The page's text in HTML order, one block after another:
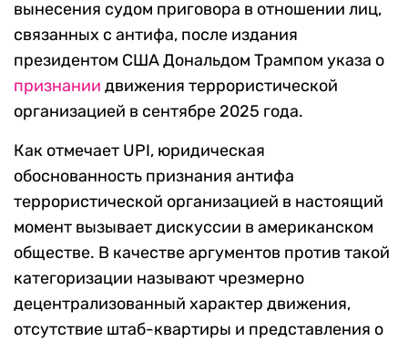
вынесения судом приговора в отношении лиц,
связанных с антифа, после издания
президентом США Дональдом Трампом указа о
признании движения террористической
организацией в сентябре 2025 года.
Как отмечает UPI, юридическая
обоснованность признания антифа
террористической организацией в настоящий
момент вызывает дискуссии в американском
обществе. В качестве аргументов против такой
категоризации называют чрезмерно
децентрализованный характер движения,
отсутствие штаб-квартиры и представления о